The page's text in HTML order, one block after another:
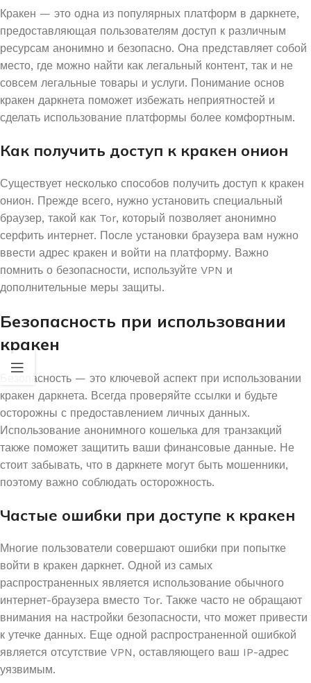
Кракен — это одна из популярных платформ в даркнете,
предоставляющая пользователям доступ к различным
ресурсам анонимно и безопасно. Она представляет собой
место, где можно найти как легальный контент, так и не
совсем легальные товары и услуги. Понимание основ
кракен даркнета поможет избежать неприятностей и
сделать использование платформы более комфортным.
Как получить доступ к кракен онион
Существует несколько способов получить доступ к кракен
онион. Прежде всего, нужно установить специальный
браузер, такой как Tor, который позволяет анонимно
серфить интернет. После установки браузера вам нужно
ввести адрес кракен и войти на платформу. Важно
помнить о безопасности, используйте VPN и
дополнительные меры защиты.
Безопасность при использовании
кракен
Безопасность — это ключевой аспект при использовании
кракен даркнета. Всегда проверяйте ссылки и будьте
осторожны с предоставлением личных данных.
Использование анонимного кошелька для транзакций
также поможет защитить ваши финансовые данные. Не
стоит забывать, что в даркнете могут быть мошенники,
поэтому важно соблюдать осторожность.
Частые ошибки при доступе к кракен
Многие пользователи совершают ошибки при попытке
войти в кракен даркнет. Одной из самых
распространенных является использование обычного
интернет-браузера вместо Tor. Также часто не обращают
внимания на настройки безопасности, что может привести
к утечке данных. Еще одной распространенной ошибкой
является отсутствие VPN, оставляющего ваш IP-адрес
уязвимым.